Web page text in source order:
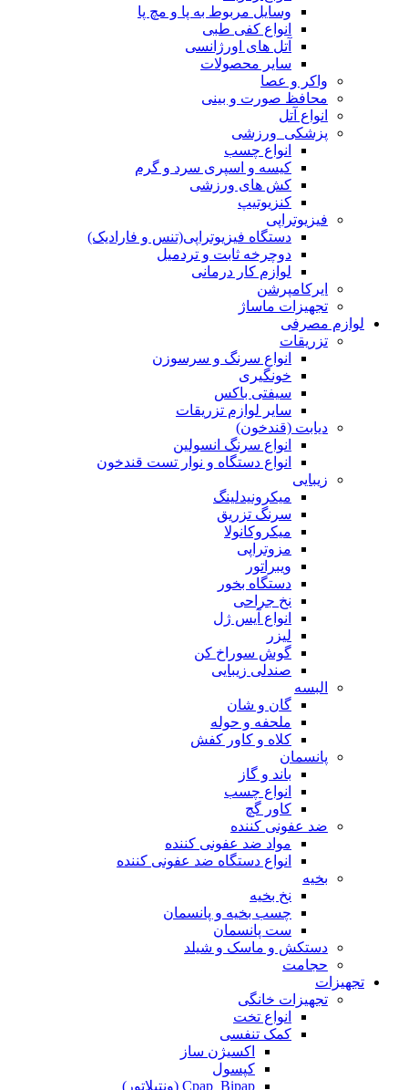
وسایل مربوط به پا و مچ پا
انواع کفی طبی
آتل های اورژانسی
سایر محصولات
واکر و عصا
محافظ صورت و بینی
انواع آتل
پزشکی_ورزشی
انواع چسب
کیسه و اسپری سرد و گرم
کش های ورزشی
کنزیوتیپ
فیزیوتراپی
دستگاه فیزیوتراپی(تنس و فارادیک)
دوچرخه ثابت و تردمیل
لوازم کار درمانی
ایرکامپرشن
تجهیزات ماساژ
لوازم مصرفی
تزریقات
انواع سرنگ و سرسوزن
خونگیری
سیفتی باکس
سایر لوازم تزریقات
دیابت (قندخون)
انواع سرنگ انسولین
انواع دستگاه و نوار تست قندخون
زیبایی
میکرونیدلینگ
سرنگ تزریق
میکروکانولا
مزوتراپی
ویبراتور
دستگاه بخور
نخ جراحی
انواع آیس ژل
لیزر
گوش سوراخ کن
صندلی زیبایی
البسه
گان و شان
ملحفه و حوله
کلاه و کاور کفش
پانسمان
باند و گاز
انواع چسب
کاور گچ
ضد عفونی کننده
مواد ضد عفونی کننده
انواع دستگاه ضد عفونی کننده
بخیه
نخ بخیه
چسب بخیه و پانسمان
ست پانسمان
دستکش و ماسک و شیلد
حجامت
تجهیزات
تجهیزات خانگی
انواع تخت
کمک تنفسی
اکسیژن ساز
کپسول
Cpap_Bipap (ونتیلاتور)